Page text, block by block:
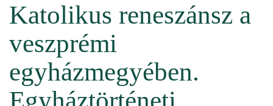
Katolikus reneszánsz a
veszprémi
egyházmegyében.
Egyháztörténeti